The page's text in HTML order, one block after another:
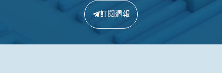
訂閱週報